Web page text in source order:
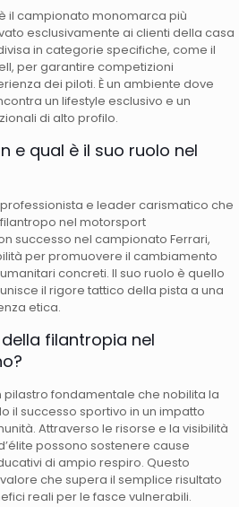
il campionato monomarca più
esclusivamente ai clienti della casa
in categorie specifiche, come il
per garantire competizioni
dei piloti. È un ambiente dove
un lifestyle esclusivo e un
di alto profilo.
e qual è il suo ruolo nel
e leader carismatico che
nel motorsport
successo nel campionato Ferrari,
per promuovere il cambiamento
concreti. Il suo ruolo è quello
il rigore tattico della pista a una
etica.
filantropia nel
pilastro fondamentale che nobilita la
il successo sportivo in un impatto
Attraverso le risorse e la visibilità
possono sostenere cause
di ampio respiro. Questo
che supera il semplice risultato
reali per le fasce vulnerabili.